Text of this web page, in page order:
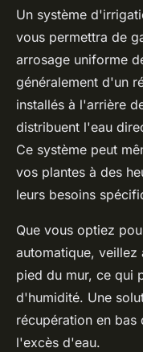
Un système
vous permettra de
arrosage uniforme
généralement d'un
installés à l'arrière
distribuent l'eau
Ce système peut
vos plantes à des
leurs besoins
Que vous optiez
automatique, veillez
pied du mur, ce qui
d'humidité. Une
récupération en
l'excès d'eau.